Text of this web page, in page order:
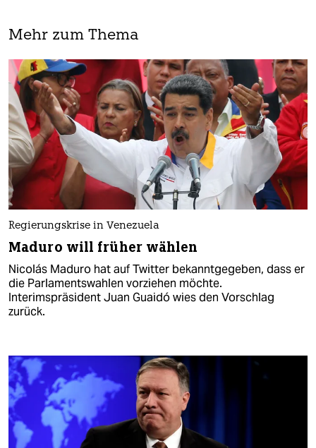
Mehr zum Thema
Regierungskrise in Venezuela
Maduro will früher wählen
Nicolás Maduro hat auf Twitter bekanntgegeben, dass er
die Parlamentswahlen vorziehen möchte.
Interimspräsident Juan Guaidó wies den Vorschlag
zurück.